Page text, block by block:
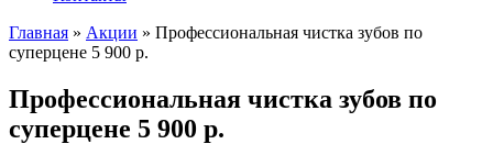
Главная » Акции » Профессиональная чистка зубов по
суперцене 5 900 р.
Профессиональная чистка зубов по
суперцене 5 900 р.